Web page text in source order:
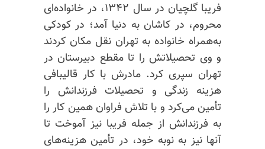
فریبا گلچیان در سال ۱۳۴۲، در خانواده‌ای
محروم، در کاشان به دنیا آمد؛ در کودکی
به‌همراه خانواده به تهران نقل مکان کردند
و وی تحصیلاتش را تا مقطع دبیرستان در
تهران سپری کرد. مادرش با کار قالیبافی
هزینه زندگی و تحصیلات فرزندانش را
تأمین می‌کرد و با تلاش فراوان همین کار را
به فرزندانش از جمله فریبا نیز آموخت تا
آنها نیز به نوبه خود، در تأمین هزینه‌های